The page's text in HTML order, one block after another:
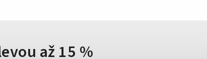
až 15 %